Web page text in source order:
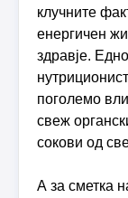
клучните
енергичен
здравје.
поголемо
свеж
сокови од
А за сметка